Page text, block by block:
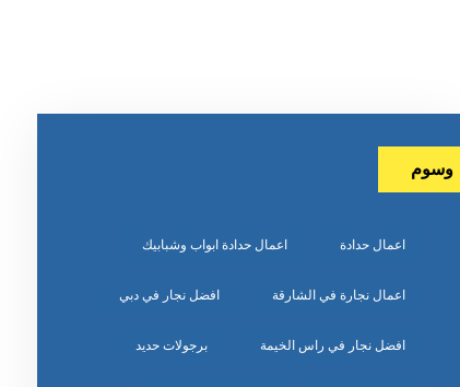
وسوم
اعمال حدادة اعمال حدادة ابواب وشبابيك
اعمال نجارة في الشارقة افضل نجار في دبي
افضل نجار في راس الخيمة برجولات حديد